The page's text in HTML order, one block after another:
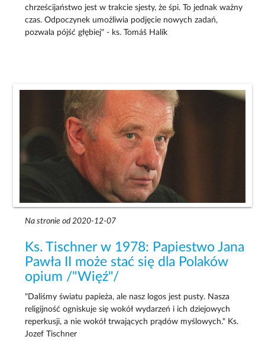
chrześcijaństwo jest w trakcie sjesty, że śpi. To jednak ważny
czas. Odpoczynek umożliwia podjęcie nowych zadań,
pozwala pójść głębiej" - ks. Tomáš Halík
Na stronie od 2020-12-07
Ks. Tischner w 1978: Papiestwo Jana
Pawła II może stać się dla Polaków
opium /"Więź"/
"Daliśmy światu papieża, ale nasz logos jest pusty. Nasza
religijność ogniskuje się wokół wydarzeń i ich dziejowych
reperkusji, a nie wokół trwających prądów myślowych." Ks.
Jozef Tischner